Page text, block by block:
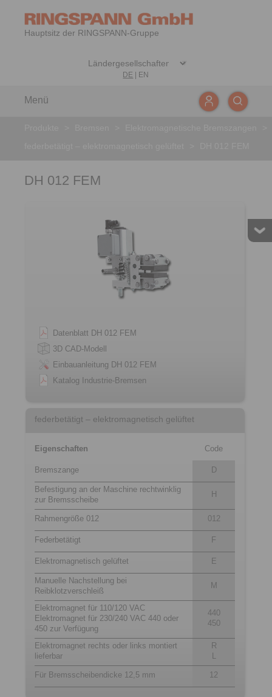
Hauptsitz der RINGSPANN-Gruppe
DE EN
Menü
DH 012 FEM
Datenblatt DH 012 FEM
3D CAD-Modell
Einbauanleitung DH 012 FEM
Katalog Industrie-Bremsen
federbetätigt – elektromagnetisch gelüftet
Eigenschaften Code
Bremszange D
Befestigung an der Maschine rechtwinklig
zur Bremsscheibe
H
Rahmengröße 012 012
Federbetätigt F
Elektromagnetisch gelüftet E
Manuelle Nachstellung bei
Reibklotzverschleiß
M
Elektromagnet für 110/120 VAC
Elektromagnet für 230/240 VAC 440 oder
450 zur Verfügung
440
450
Elektromagnet rechts oder links montiert
lieferbar
R
L
Für Bremsscheibendicke 12,5 mm 12